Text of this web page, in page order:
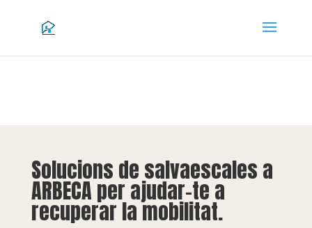
Solucions de salvaescales a
ARBECA per ajudar-te a
recuperar la mobilitat.